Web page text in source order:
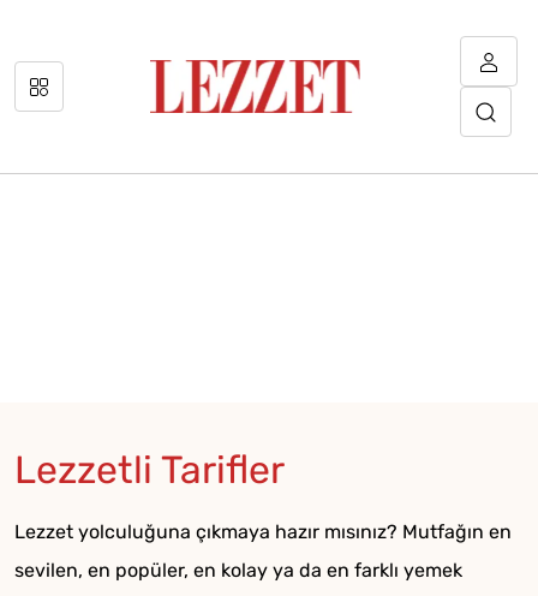
Lezzetli Tarifler
Lezzet yolculuğuna çıkmaya hazır mısınız? Mutfağın en
sevilen, en popüler, en kolay ya da en farklı yemek